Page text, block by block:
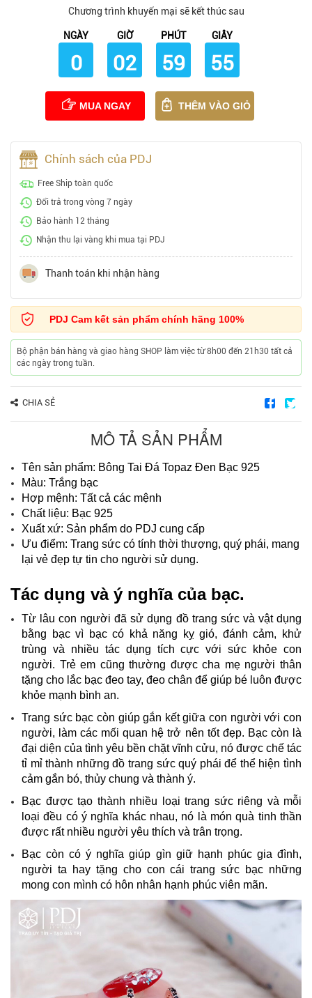
Chương trình khuyến mại sẽ kết thúc sau
NGÀY
0
GIỜ
02
PHÚT
59
GIÂY
54
MUA NGAY THÊM VÀO GIỎ
Chính sách của PDJ
Free Ship toàn quốc
Đổi trả trong vòng 7 ngày
Bảo hành 12 tháng
Nhận thu lại vàng khi mua tại PDJ
Thanh toán khi nhận hàng
PDJ Cam kết sản phẩm chính hãng 100%
Bộ phận bán hàng và giao hàng SHOP làm việc từ 8h00 đến 21h30 tất cả
các ngày trong tuần.
CHIA SẺ
MÔ TẢ SẢN PHẨM
Tên sản phẩm: Bông Tai Đá Topaz Đen Bạc 925
Màu: Trắng bạc
Hợp mệnh: Tất cả các mệnh
Chất liệu: Bạc 925
Xuất xứ: Sản phẩm do PDJ cung cấp
Ưu điểm: Trang sức có tính thời thượng, quý phái, mang
lại vẻ đẹp tự tin cho người sử dụng.
Tác dụng và ý nghĩa của bạc.
Từ lâu con người đã sử dụng đồ trang sức và vật dụng
bằng bạc vì bạc có khả năng kỵ gió, đánh cảm, khử
trùng và nhiều tác dụng tích cực với sức khỏe con
người. Trẻ em cũng thường được cha mẹ người thân
tặng cho lắc bạc đeo tay, đeo chân để giúp bé luôn được
khỏe mạnh bình an.
Trang sức bạc còn giúp gắn kết giữa con người với con
người, làm các mối quan hệ trở nên tốt đẹp. Bạc còn là
đại diện của tình yêu bền chặt vĩnh cửu, nó được chế tác
tỉ mỉ thành những đồ trang sức quý phái để thể hiện tình
cảm gắn bó, thủy chung và thành ý.
Bạc được tạo thành nhiều loại trang sức riêng và mỗi
loại đều có ý nghĩa khác nhau, nó là món quà tinh thần
được rất nhiều người yêu thích và trân trọng.
Bạc còn có ý nghĩa giúp gìn giữ hạnh phúc gia đình,
người ta hay tặng cho con cái trang sức bạc những
mong con mình có hôn nhân hạnh phúc viên mãn.